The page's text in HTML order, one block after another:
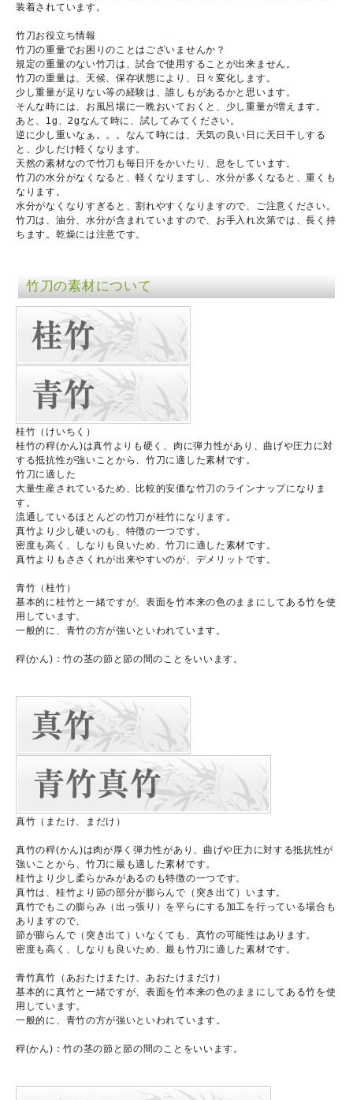
装着されています。
竹刀お役立ち情報
竹刀の重量でお困りのことはございませんか？
規定の重量のない竹刀は、試合で使用することが出来ません。
竹刀の重量は、天候、保存状態により、日々変化します。
少し重量が足りない等の経験は、誰しもがあるかと思います。
そんな時には、お風呂場に一晩おいておくと、少し重量が増えます。
あと、1g、2gなんて時に、試してみてください。
逆に少し重いなぁ。。。なんて時には、天気の良い日に天日干しする
と、少しだけ軽くなります。
天然の素材なので竹刀も毎日汗をかいたり、息をしています。
竹刀の水分がなくなると、軽くなりますし、水分が多くなると、重くも
なります。
水分がなくなりすぎると、割れやすくなりますので、ご注意ください。
竹刀は、油分、水分が含まれていますので、お手入れ次第では、長く持
ちます。乾燥には注意です。
竹刀の素材について
桂竹（けいちく）
桂竹の稈(かん)は真竹よりも硬く、肉に弾力性があり、曲げや圧力に対
する抵抗性が強いことから、竹刀に適した素材です。
竹刀に適した
大量生産されているため、比較的安価な竹刀のラインナップになりま
す。
流通しているほとんどの竹刀が桂竹になります。
真竹より少し硬いのも、特徴の一つです。
密度も高く、しなりも良いため、竹刀に適した素材です。
真竹よりもささくれが出来やすいのが、デメリットです。
青竹（桂竹）
基本的に桂竹と一緒ですが、表面を竹本来の色のままにしてある竹を使
用しています。
一般的に、青竹の方が強いといわれています。
稈(かん)：竹の茎の節と節の間のことをいいます。
真竹（またけ、まだけ）
真竹の稈(かん)は肉が厚く弾力性があり、曲げや圧力に対する抵抗性が
強いことから、竹刀に最も適した素材です。
桂竹より少し柔らかみがあるのも特徴の一つです。
真竹は、桂竹より節の部分が膨らんで（突き出て）います。
真竹でもこの膨らみ（出っ張り）を平らにする加工を行っている場合も
ありますので、
節が膨らんで（突き出て）いなくても、真竹の可能性はあります。
密度も高く、しなりも良いため、最も竹刀に適した素材です。
青竹真竹（あおたけまたけ、あおたけまだけ）
基本的に真竹と一緒ですが、表面を竹本来の色のままにしてある竹を使
用しています。
一般的に、青竹の方が強いといわれています。
稈(かん)：竹の茎の節と節の間のことをいいます。